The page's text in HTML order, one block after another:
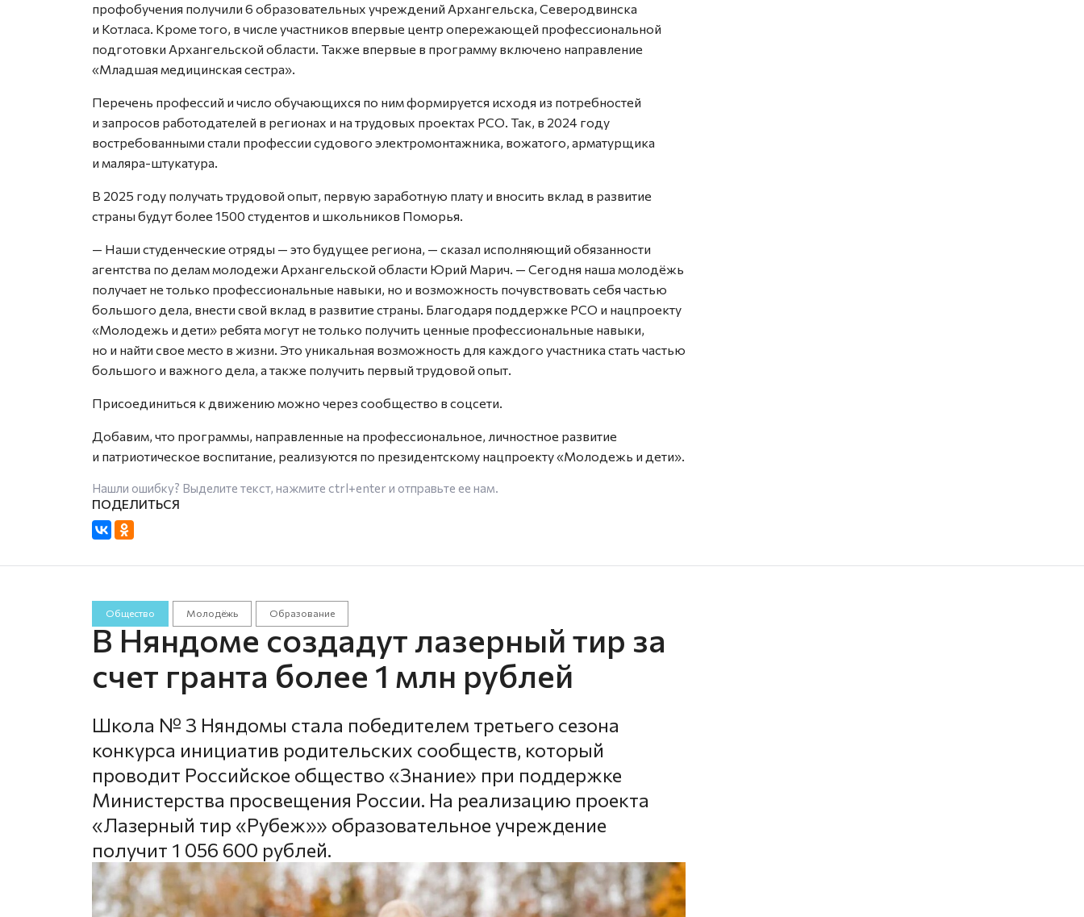
профобучения получили 6 образовательных учреждений Архангельска, Северодвинска
и Котласа. Кроме того, в числе участников впервые центр опережающей профессиональной
подготовки Архангельской области. Также впервые в программу включено направление
«Младшая медицинская сестра».
Перечень профессий и число обучающихся по ним формируется исходя из потребностей
и запросов работодателей в регионах и на трудовых проектах РСО. Так, в 2024 году
востребованными стали профессии судового электромонтажника, вожатого, арматурщика
и маляра-штукатура.
В 2025 году получать трудовой опыт, первую заработную плату и вносить вклад в развитие
страны будут более 1500 студентов и школьников Поморья.
— Наши студенческие отряды — это будущее региона, — сказал исполняющий обязанности
агентства по делам молодежи Архангельской области Юрий Марич. — Сегодня наша молодёжь
получает не только профессиональные навыки, но и возможность почувствовать себя частью
большого дела, внести свой вклад в развитие страны. Благодаря поддержке РСО и нацпроекту
«Молодежь и дети» ребята могут не только получить ценные профессиональные навыки,
но и найти свое место в жизни. Это уникальная возможность для каждого участника стать частью
большого и важного дела, а также получить первый трудовой опыт.
Присоединиться к движению можно через сообщество в соцсети.
Добавим, что программы, направленные на профессиональное, личностное развитие
и патриотическое воспитание, реализуются по президентскому нацпроекту «Молодежь и дети».
Нашли ошибку? Выделите текст, нажмите ctrl+enterи отправьте ее нам.
Общество Молодёжь Образование
В Няндоме создадут лазерный тир за
счет гранта более 1 млн рублей
Школа № 3 Няндомы стала победителем третьего сезона
конкурса инициатив родительских сообществ, который
проводит Российское общество «Знание» при поддержке
Министерства просвещения России. На реализацию проекта
«Лазерный тир «Рубеж»» образовательное учреждение
получит 1 056 600 рублей.